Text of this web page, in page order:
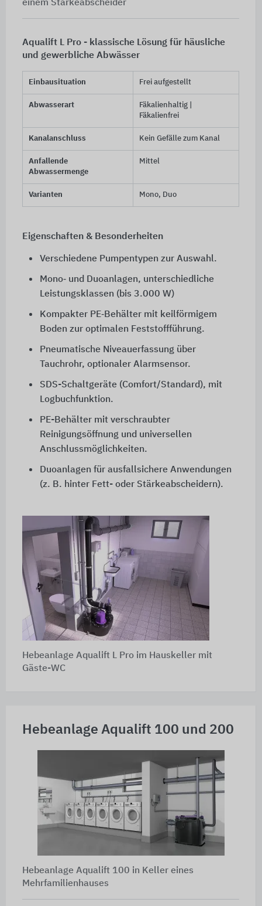
einem Stärkeabscheider
Aqualift L Pro - klassische Lösung für häusliche
und gewerbliche Abwässer
Einbausituation Frei aufgestellt
Abwasserart
Fäkalienhaltig |
Fäkalienfrei
Kanalanschluss Kein Gefälle zum Kanal
Anfallende
Abwassermenge
Mittel
Varianten Mono, Duo
Eigenschaften & Besonderheiten
Verschiedene Pumpentypen zur Auswahl.
Mono‑ und Duoanlagen, unterschiedliche
Leistungsklassen (bis 3.000 W)
Kompakter PE‑Behälter mit keilförmigem
Boden zur optimalen Feststoffführung.
Pneumatische Niveauerfassung über
Tauchrohr, optionaler Alarmsensor.
SDS-Schaltgeräte (Comfort/Standard), mit
Logbuchfunktion.
PE-Behälter mit verschraubter
Reinigungsöffnung und universellen
Anschlussmöglichkeiten.
Duoanlagen für ausfallsichere Anwendungen
(z. B. hinter Fett- oder Stärkeabscheidern).
Hebeanlage Aqualift L Pro im Hauskeller mit
Gäste-WC
Hebeanlage Aqualift 100 und 200
Hebeanlage Aqualift 100 in Keller eines
Mehrfamilienhauses